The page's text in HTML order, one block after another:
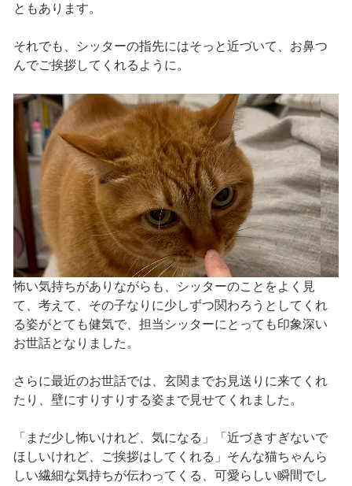
ともあります。
それでも、シッターの指先にはそっと近づいて、お鼻つ
んでご挨拶してくれるように。
怖い気持ちがありながらも、シッターのことをよく見
て、考えて、その子なりに少しずつ関わろうとしてくれ
る姿がとても健気で、担当シッターにとっても印象深い
お世話となりました。
さらに最近のお世話では、玄関までお見送りに来てくれ
たり、壁にすりすりする姿まで見せてくれました。
「まだ少し怖いけれど、気になる」「近づきすぎないで
ほしいけれど、ご挨拶はしてくれる」そんな猫ちゃんら
しい繊細な気持ちが伝わってくる、可愛らしい瞬間でし